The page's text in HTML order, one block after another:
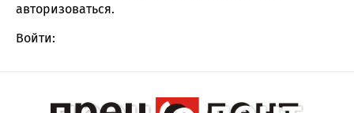
авторизоваться.
Войти: